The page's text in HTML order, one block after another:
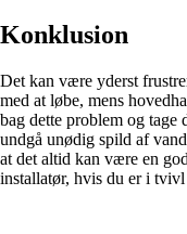
Konklusion
Det kan være yderst
med at løbe, mens
bag dette problem og tage
undgå unødig spild af
at det altid kan være en
installatør, hvis du er i